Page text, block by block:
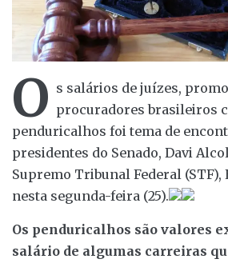
O s salários de juízes,
procuradores brasileiros
penduricalhos foi tema de
presidentes do Senado, Davi
Supremo Tribunal Federal (STF),
nesta segunda-feira (25).
Os penduricalhos são valores
salário de algumas carreiras